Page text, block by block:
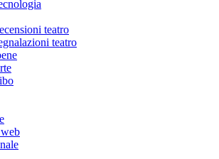
teatro
teatro